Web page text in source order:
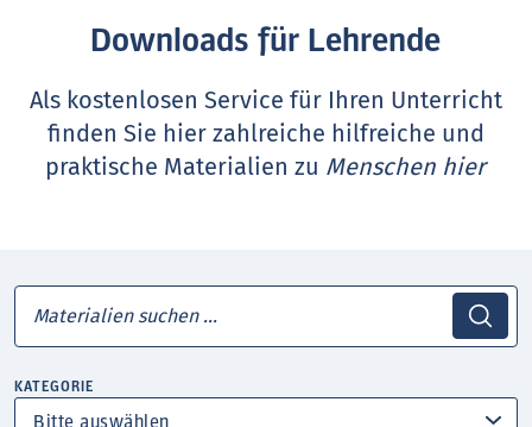
Downloads für Lehrende
Als kostenlosen Service für Ihren Unterricht
finden Sie hier zahlreiche hilfreiche und
praktische Materialien zu Menschen hier
KATEGORIE